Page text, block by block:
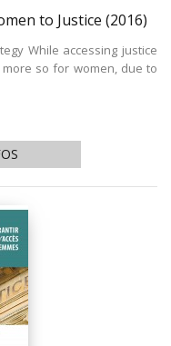
to Justice (2016)
While accessing justice
so for women, due to